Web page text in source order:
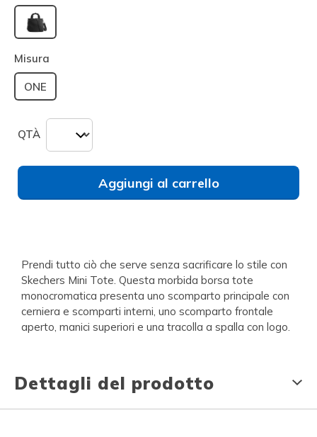
selezionato
Misura
ONE
QTÀ
Aggiungi al carrello
Prendi tutto ciò che serve senza sacrificare lo stile con
Skechers Mini Tote. Questa morbida borsa tote
monocromatica presenta uno scomparto principale con
cerniera e scomparti interni, uno scomparto frontale
aperto, manici superiori e una tracolla a spalla con logo.
Dettagli del prodotto